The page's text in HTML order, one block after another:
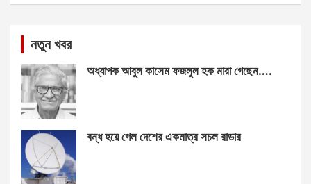
নতুন খবর
অধ্যাপক আবুল কাসেম ফজলুল হক মারা গেছেন….
বন্ধ হয়ে গেল দেশের একমাত্র সচল রাডার